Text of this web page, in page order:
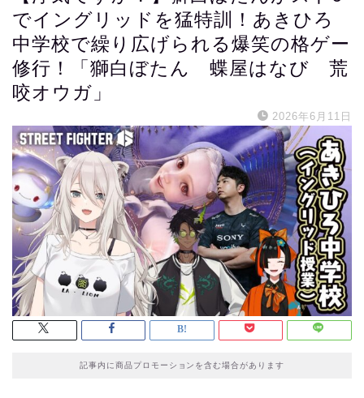
でイングリッドを猛特訓！あきひろ
中学校で繰り広げられる爆笑の格ゲー
修行！「獅白ぼたん 蝶屋はなび 荒
咬オウガ」
2026年6月11日
記事内に商品プロモーションを含む場合があります